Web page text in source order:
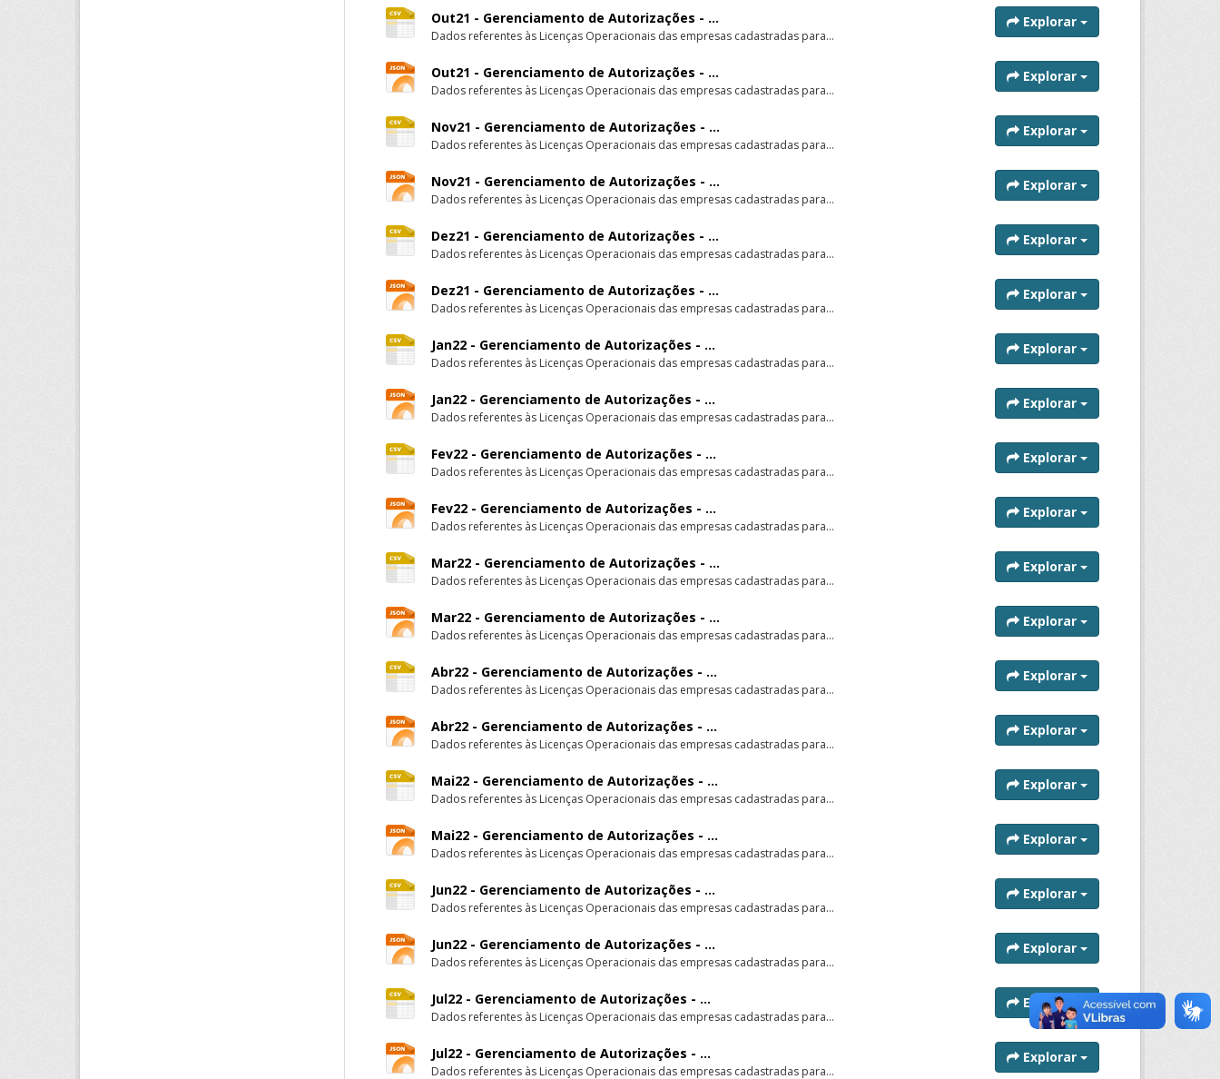
Out21 - Gerenciamento de Autorizações - ...
Dados referentes às Licenças Operacionais das empresas cadastradas para...
Explorar
Out21 - Gerenciamento de Autorizações - ...
Dados referentes às Licenças Operacionais das empresas cadastradas para...
Explorar
Nov21 - Gerenciamento de Autorizações - ...
Dados referentes às Licenças Operacionais das empresas cadastradas para...
Explorar
Nov21 - Gerenciamento de Autorizações - ...
Dados referentes às Licenças Operacionais das empresas cadastradas para...
Explorar
Dez21 - Gerenciamento de Autorizações - ...
Dados referentes às Licenças Operacionais das empresas cadastradas para...
Explorar
Dez21 - Gerenciamento de Autorizações - ...
Dados referentes às Licenças Operacionais das empresas cadastradas para...
Explorar
Jan22 - Gerenciamento de Autorizações - ...
Dados referentes às Licenças Operacionais das empresas cadastradas para...
Explorar
Jan22 - Gerenciamento de Autorizações - ...
Dados referentes às Licenças Operacionais das empresas cadastradas para...
Explorar
Fev22 - Gerenciamento de Autorizações - ...
Dados referentes às Licenças Operacionais das empresas cadastradas para...
Explorar
Fev22 - Gerenciamento de Autorizações - ...
Dados referentes às Licenças Operacionais das empresas cadastradas para...
Explorar
Mar22 - Gerenciamento de Autorizações - ...
Dados referentes às Licenças Operacionais das empresas cadastradas para...
Explorar
Mar22 - Gerenciamento de Autorizações - ...
Dados referentes às Licenças Operacionais das empresas cadastradas para...
Explorar
Abr22 - Gerenciamento de Autorizações - ...
Dados referentes às Licenças Operacionais das empresas cadastradas para...
Explorar
Abr22 - Gerenciamento de Autorizações - ...
Dados referentes às Licenças Operacionais das empresas cadastradas para...
Explorar
Mai22 - Gerenciamento de Autorizações - ...
Dados referentes às Licenças Operacionais das empresas cadastradas para...
Explorar
Mai22 - Gerenciamento de Autorizações - ...
Dados referentes às Licenças Operacionais das empresas cadastradas para...
Explorar
Jun22 - Gerenciamento de Autorizações - ...
Dados referentes às Licenças Operacionais das empresas cadastradas para...
Explorar
Jun22 - Gerenciamento de Autorizações - ...
Dados referentes às Licenças Operacionais das empresas cadastradas para...
Explorar
Jul22 - Gerenciamento de Autorizações - ...
Dados referentes às Licenças Operacionais das empresas cadastradas para...
Explorar
Jul22 - Gerenciamento de Autorizações - ...
Dados referentes às Licenças Operacionais das empresas cadastradas para...
Explorar